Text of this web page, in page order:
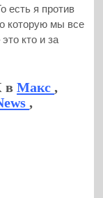
есть я против
которую мы все
кто и за
вМакс,
,